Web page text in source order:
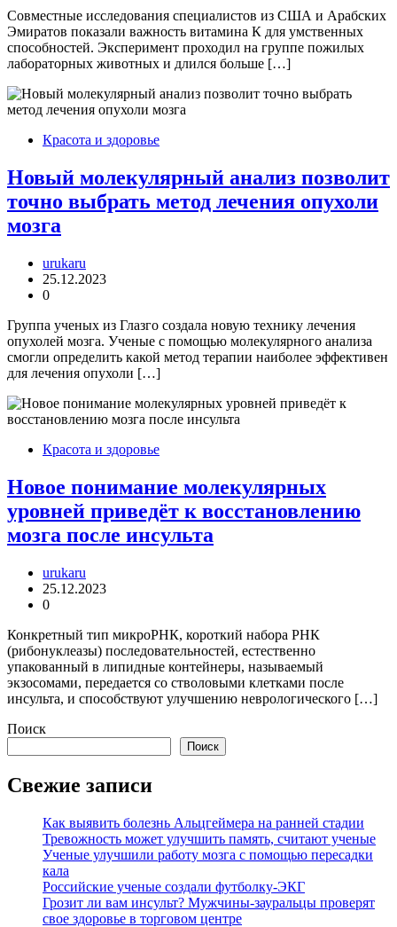
Совместные исследования специалистов из США и Арабских
Эмиратов показали важность витамина К для умственных
способностей. Эксперимент проходил на группе пожилых
лабораторных животных и длился больше […]
Красота и здоровье
Новый молекулярный анализ позволит
точно выбрать метод лечения опухоли
мозга
urukaru
25.12.2023
0
Группа ученых из Глазго создала новую технику лечения
опухолей мозга. Ученые с помощью молекулярного анализа
смогли определить какой метод терапии наиболее эффективен
для лечения опухоли […]
Красота и здоровье
Новое понимание молекулярных
уровней приведёт к восстановлению
мозга после инсульта
urukaru
25.12.2023
0
Конкретный тип микроРНК, короткий набора РНК
(рибонуклеазы) последовательностей, естественно
упакованный в липидные контейнеры, называемый
экзосомами, передается со стволовыми клетками после
инсульта, и способствуют улучшению неврологического […]
Поиск
Поиск
Свежие записи
Как выявить болезнь Альцгеймера на ранней стадии
Тревожность может улучшить память, считают ученые
Ученые улучшили работу мозга с помощью пересадки
кала
Российские ученые создали футболку-ЭКГ
Грозит ли вам инсульт? Мужчины-зауральцы проверят
свое здоровье в торговом центре